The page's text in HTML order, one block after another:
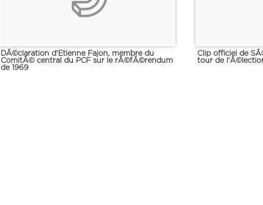
DÃ©claration d'Etienne Fajon, membre du
ComitÃ© central du PCF sur le rÃ©fÃ©rendum
de 1969
Clip officiel de
tour de